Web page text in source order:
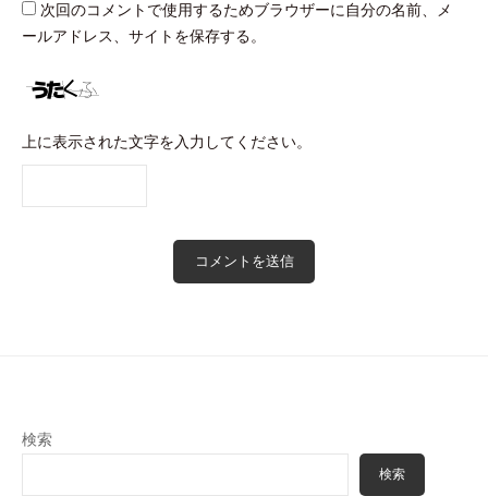
次回のコメントで使用するためブラウザーに自分の名前、メ
ールアドレス、サイトを保存する。
上に表示された文字を入力してください。
検索
検索